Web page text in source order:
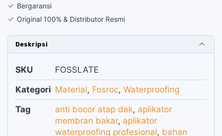
Bergaransi
Original 100% & Distributor Resmi
Deskripsi
SKU
FOSSLATE
Kategori Material, Fosroc, Waterproofing
Tag
anti bocor atap dak, aplikator
membran bakar, aplikator
waterproofing profesional, bahan